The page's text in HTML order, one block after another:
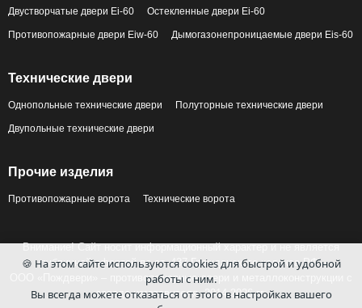
Двустворчатые двери Ei-60 Остекленные двери Ei-60
Противопожарные двери Eiw-60 Дымогазонепроницаемые двери Eis-60
Технические двери
Однопольные технические двери Полуторные технические двери
Двупольные технические двери
Прочие изделия
Противопожарные ворота Технические ворота
Внимание! Сайт носит информационный характер и не является
публичной офертой по ст. 437 Гражданского кодекса РФ.
ООО «Пождвери» – противопожарные двери и металлоконструкции с
завода-изготовителя, 2014-2026 гг.
🍪 На этом сайте используются cookies для быстрой и удобной
работы с ним.
Вы всегда можете отказаться от этого в настройках вашего